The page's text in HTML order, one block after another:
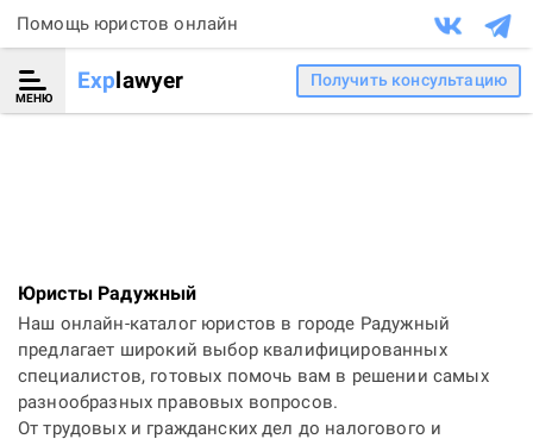
Помощь юристов онлайн
МЕНЮ
Explawyer Получить консультацию
Юристы Радужный
Наш онлайн-каталог юристов в городе Радужный
предлагает широкий выбор квалифицированных
специалистов, готовых помочь вам в решении самых
разнообразных правовых вопросов.
От трудовых и гражданских дел до налогового и